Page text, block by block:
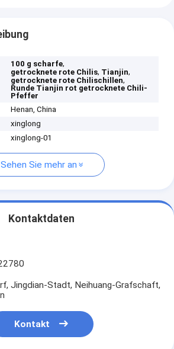
100 g scharfe,
getrocknete rote Chilis, Tianjin,
getrocknete rote Chilischillen,
Runde Tianjin rot getrocknete Chili-
Pfeffer
Henan, China
xinglong
xinglong-01
Sehen Sie mehr an
Kontaktdaten
Jingdian-Stadt, Neihuang-Grafschaft,
Kontakt